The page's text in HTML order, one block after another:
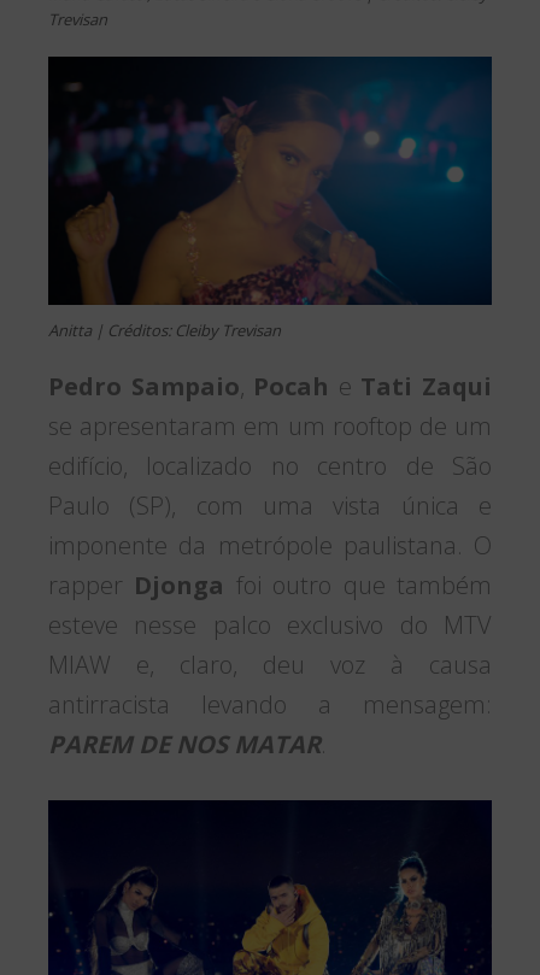
Trevisan
Anitta | Créditos: Cleiby Trevisan
Pedro Sampaio, Pocah e Tati Zaqui
se apresentaram em um rooftop de um
edifício, localizado no centro de São
Paulo (SP), com uma vista única e
imponente da metrópole paulistana. O
rapper Djonga foi outro que também
esteve nesse palco exclusivo do MTV
MIAW e, claro, deu voz à causa
antirracista levando a mensagem:
PAREM DE NOS MATAR.